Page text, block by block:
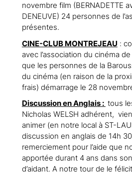
novembre film (BERNADETTE
DENEUVE) 24 personnes de
présentes.
CINE-CLUB MONTREJEAU :
avec l’association du cinéma
que les personnes de la
du cinéma (en raison de la
frais) démarrage le 28
Discussion en Anglais : tous
Nicholas WELSH adhérent,
animer (en notre local à ST-
discussion en anglais de 14h
remerciement pour l’aide que
apportée durant 4 ans dans
d’aidant. A notre tour de le